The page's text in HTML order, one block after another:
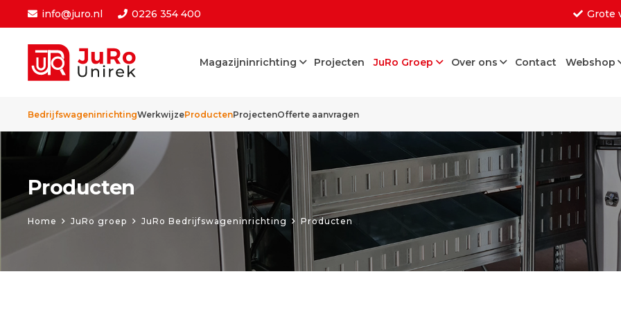
info@juro.nl 0226 354 400 Grote
Magazijninrichting Projecten JuRo Groep Over ons Contact Webshop
BedrijfswageninrichtingWerkwijzeProductenProjectenOfferte aanvragen
Producten
Home JuRo groep JuRo Bedrijfswageninrichting Producten